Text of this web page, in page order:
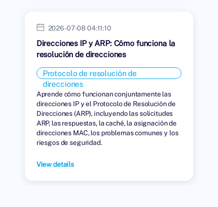
2026-07-08 04:11:10
Direcciones IP y ARP: Cómo funciona la
resolución de direcciones
Protocolo de resolución de
direcciones
Aprende cómo funcionan conjuntamente las
direcciones IP y el Protocolo de Resolución de
Direcciones (ARP), incluyendo las solicitudes
ARP, las respuestas, la caché, la asignación de
direcciones MAC, los problemas comunes y los
riesgos de seguridad.
View details